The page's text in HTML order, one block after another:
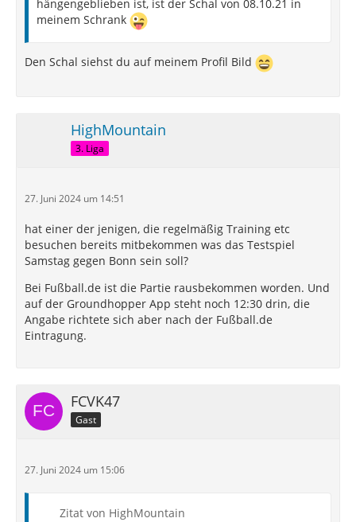
hängengeblieben ist, ist der Schal von 08.10.21 in
meinem Schrank
Den Schal siehst du auf meinem Profil Bild
HighMountain
3. Liga
27. Juni 2024 um 14:51
hat einer der jenigen, die regelmäßig Training etc
besuchen bereits mitbekommen was das Testspiel
Samstag gegen Bonn sein soll?
Bei Fußball.de ist die Partie rausbekommen worden. Und
auf der Groundhopper App steht noch 12:30 drin, die
Angabe richtete sich aber nach der Fußball.de
Eintragung.
FCVK47
Gast
27. Juni 2024 um 15:06
Zitat von HighMountain